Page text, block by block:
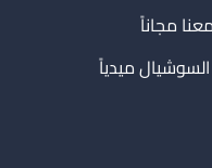
مجاناً
ميدياً